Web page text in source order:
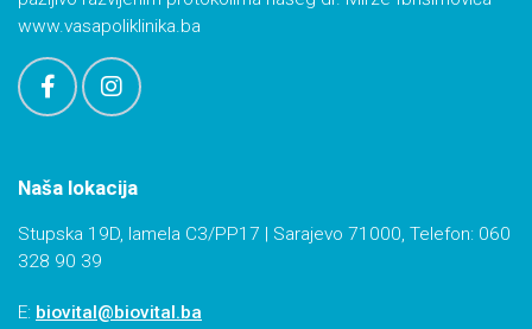
www.vasapoliklinika.ba
Naša lokacija
Stupska 19D, lamela C3/PP17 | Sarajevo 71000, Telefon: 060
328 90 39
E: biovital@biovital.ba